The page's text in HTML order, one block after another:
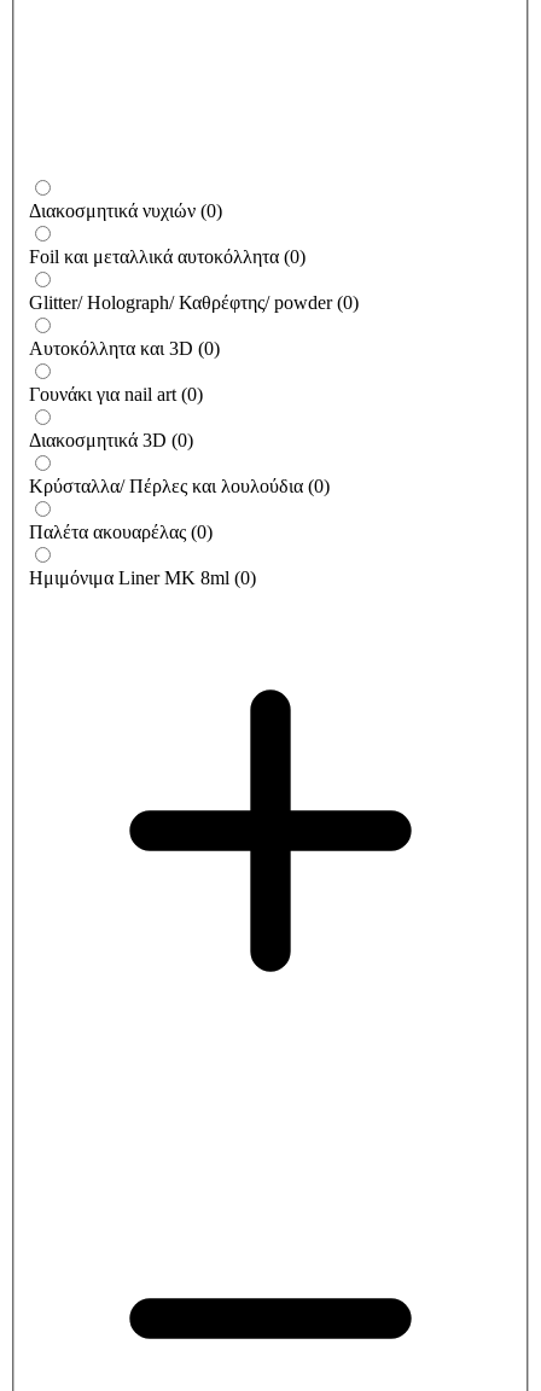
Διακοσμητικά νυχιών (0)
Foil και μεταλλικά αυτοκόλλητα (0)
Glitter/ Holograph/ Καθρέφτης/ powder (0)
Αυτοκόλλητα και 3D (0)
Γουνάκι για nail art (0)
Διακοσμητικά 3D (0)
Κρύσταλλα/ Πέρλες και λουλούδια (0)
Παλέτα ακουαρέλας (0)
Ημιμόνιμα Liner ΜΚ 8ml (0)